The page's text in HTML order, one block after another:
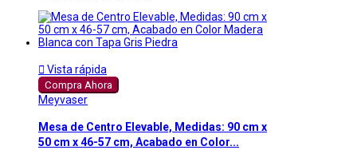
 Vista rápida
Compra Ahora
Meyvaser
Mesa de Centro Elevable, Medidas: 90 cm x
50 cm x 46-57 cm, Acabado en Color...